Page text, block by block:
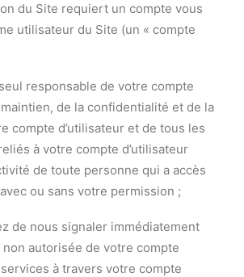
du Site requiert un compte vous
utilisateur du Site (un « compte
responsable de votre compte
maintien, de la confidentialité et de la
compte d’utilisateur et de tous les
à votre compte d’utilisateur
de toute personne qui a accès
ou sans votre permission ;
de nous signaler immédiatement
autorisée de votre compte
services à travers votre compte